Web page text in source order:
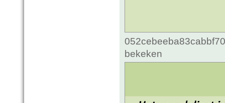
bekeken